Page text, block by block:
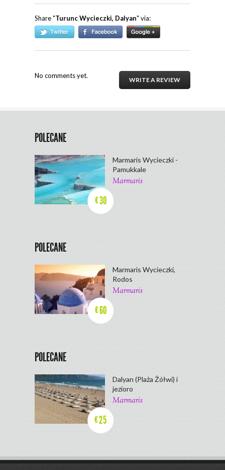
Share "Turunc Wycieczki, Dalyan" via:
WRITE A REVIEW
No comments yet.
POLECANE
€30
Marmaris Wycieczki -
Pamukkale
Marmaris
POLECANE
€60
Marmaris Wycieczki,
Rodos
Marmaris
POLECANE
€25
Dalyan (Plaża Żółwi) i
jezioro
Marmaris